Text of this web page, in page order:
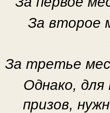
За второе
За третье
Однако, для
призов,